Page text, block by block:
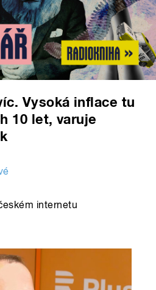
Vysoká inflace tu
10 let, varuje
internetu